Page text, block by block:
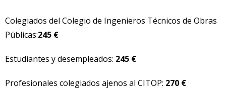
Colegiados del Colegio de Ingenieros Técnicos de Obras
Públicas:245 €
Estudiantes y desempleados: 245 €
Profesionales colegiados ajenos al CITOP: 270 €